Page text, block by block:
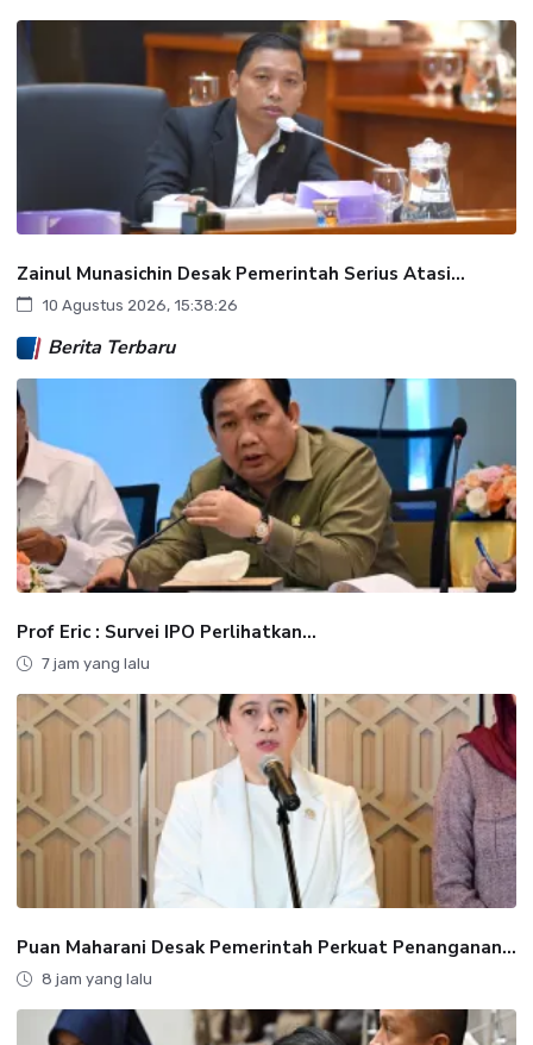
Zainul Munasichin Desak Pemerintah Serius Atasi...
10 Agustus 2026, 15:38:26
Berita Terbaru
‎Prof Eric : Survei IPO Perlihatkan...
7 jam yang lalu
Puan Maharani Desak Pemerintah Perkuat Penanganan...
8 jam yang lalu